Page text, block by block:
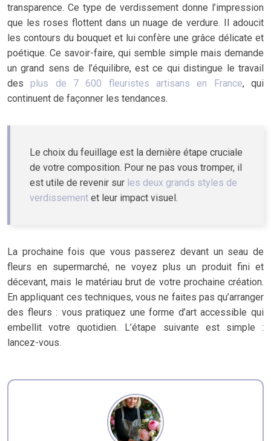
transparence. Ce type de verdissement donne l’impression
que les roses flottent dans un nuage de verdure. Il adoucit
les contours du bouquet et lui confère une grâce délicate et
poétique. Ce savoir-faire, qui semble simple mais demande
un grand sens de l’équilibre, est ce qui distingue le travail
desplus de 7 600 fleuristes artisans en France, qui
continuent de façonner les tendances.
Le choix du feuillage est la dernière étape cruciale
de votre composition. Pour ne pas vous tromper, il
est utile de revenir sur les deux grands styles de
verdissement et leur impact visuel.
La prochaine fois que vous passerez devant un seau de
fleurs en supermarché, ne voyez plus un produit fini et
décevant, mais le matériau brut de votre prochaine création.
En appliquant ces techniques, vous ne faites pas qu’arranger
des fleurs : vous pratiquez une forme d’art accessible qui
embellit votre quotidien. L’étape suivante est simple :
lancez-vous.